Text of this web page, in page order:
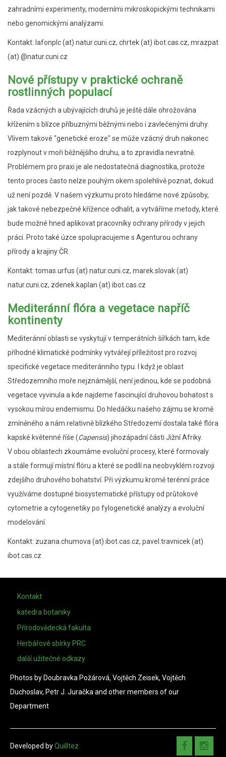
zahradními experimenty, moderními mikroskopickými technikami
nebo genomickými analýzami.
Kontakt: lafonplc (at) natur.cuni.cz, chrtek (at) ibot.cas.cz, mrazpat
(at) @natur.cuni.cz
Nové přístupy v praktické ochraně
rostlinných populací
Řada vzácných a ubývajících druhů je ještě dále ohrožována
křížením s blízce příbuznými běžnými nebo i zavlečenými druhy.
Vlivem takové "genetické eroze" se může vzácný druh nakonec
rozplynout v moři běžnějšího druhu, a to zpravidla nevratně.
Problémem pro praxi je ale nedostatečná diagnostika, protože
tento proces často nelze pouhým okem spolehlivě poznat, dokud
už není pozdě. V našem výzkumu proto hledáme nové způsoby,
jak takové nebezpečné křížence odhalit, a vytváříme metody, které
bude možné hned aplikovat pracovníky ochrany přírody v jejich
práci. Proto také úzce spolupracujeme s Agenturou ochrany
přírody a krajiny ČR.
Kontakt: tomas.urfus (at) natur.cuni.cz, marek.slovak (at)
natur.cuni.cz, zdenek.kaplan (at) ibot.cas.cz
Mediteránní flóra a vegetace napříč
kontinenty
Mediteránní oblasti se vyskytují v temperátních šířkách tam, kde
příhodné klimatické podmínky vytvářejí příležitost pro rozvoj
specifické vegetace mediteránního typu. I když je oblast
Středozemního moře nejznámější, není jedinou, kde se podobná
vegetace vyvinula a kde najdeme fascinující druhovou bohatost s
vysokou mírou endemismu. Do hledáčku našeho zájmu se kromě
zmíněného a nám relativně blízkého Středozemí dostala také flóra
kapské květenné říše (Capensis) jihozápadní části Jižní Afriky.
V obou oblastech zkoumáme evoluční procesy, které formovaly
a stále formují místní flóru a které se podílí na neobvyklém rozvoji
zdejšího druhového bohatství. Při výzkumu kromě terénní práce
využíváme dostupné biosystematické přístupy od průtokové
cytometrie a cytogenetiky po fylogenetické analýzy a evoluční
modelování.
Kontakt: zuzana.chumova (at) ibot.cas.cz, pavel.travnicek (at)
ibot.cas.cz
FOOTER
Kontakt
katedra botaniky
Přírodovědecká fakulta
Herbářové sbírky PRC
další užitečné odkazy
Photos by Doubravka Požárová, Vojtěch Zeisek, Vojtěch
Duchoslav, Petr J. Juračka and other members of our
Department
Developed byQuilltez